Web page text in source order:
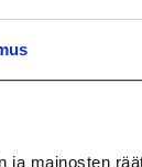
ja mainosten